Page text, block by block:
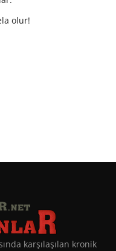
olur!
karşılaşılan kronik